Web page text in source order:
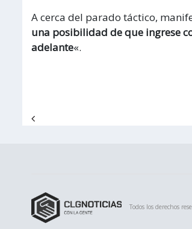
A cerca del parado táctico,
una posibilidad de que ingrese
adelante«.
Todos los derechos